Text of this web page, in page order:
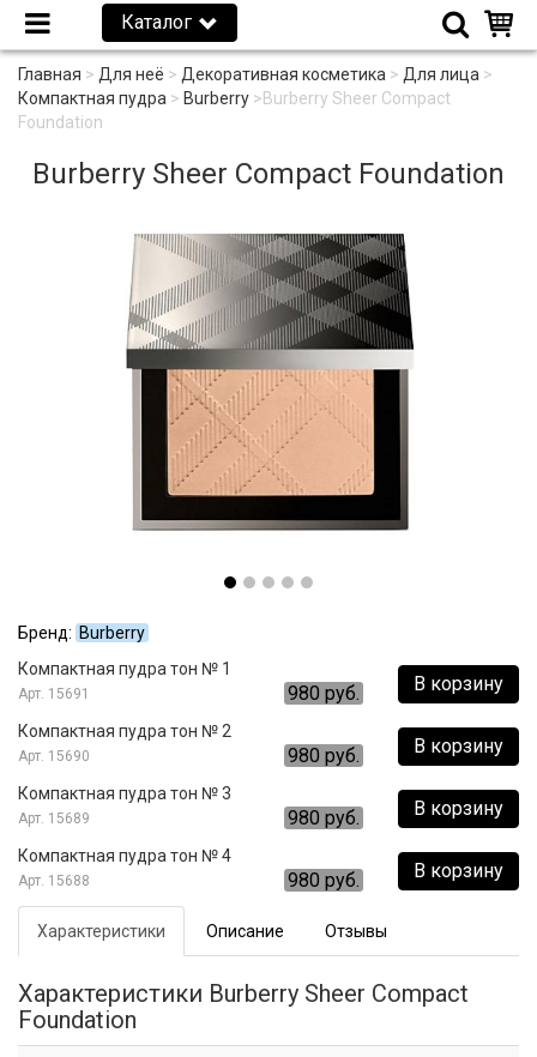
Каталог
Главная > Для неё > Декоративная косметика > Для лица >
Компактная пудра > Burberry >Burberry Sheer Compact
Foundation
Burberry Sheer Compact Foundation
Бренд: Burberry
В корзину
Компактная пудра тон № 1
15691 980 руб.
В корзину
Компактная пудра тон № 2
15690 980 руб.
В корзину
Компактная пудра тон № 3
15689 980 руб.
В корзину
Компактная пудра тон № 4
15688 980 руб.
Характеристики Описание Отзывы
Характеристики Burberry Sheer Compact
Foundation